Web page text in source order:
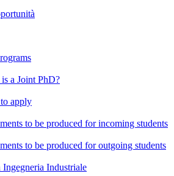
a Joint PhD?
apply
to be produced for incoming students
to be produced for outgoing students
Industriale